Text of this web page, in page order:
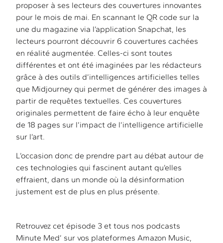
proposer à ses lecteurs des couvertures innovantes
pour le mois de mai. En scannant le QR code sur la
une du magazine via l’application Snapchat, les
lecteurs pourront découvrir 6 couvertures cachées
en réalité augmentée. Celles-ci sont toutes
différentes et ont été imaginées par les rédacteurs
grâce à des outils d’intelligences artificielles telles
que Midjourney qui permet de générer des images à
partir de requêtes textuelles. Ces couvertures
originales permettent de faire écho à leur enquête
de 18 pages sur l’impact de l’intelligence artificielle
sur l’art.
L’occasion donc de prendre part au débat autour de
ces technologies qui fascinent autant qu’elles
effraient, dans un monde où la désinformation
justement est de plus en plus présente.
Retrouvez cet épisode 3 et tous nos podcasts
Minute Med’ sur vos plateformes Amazon Music,